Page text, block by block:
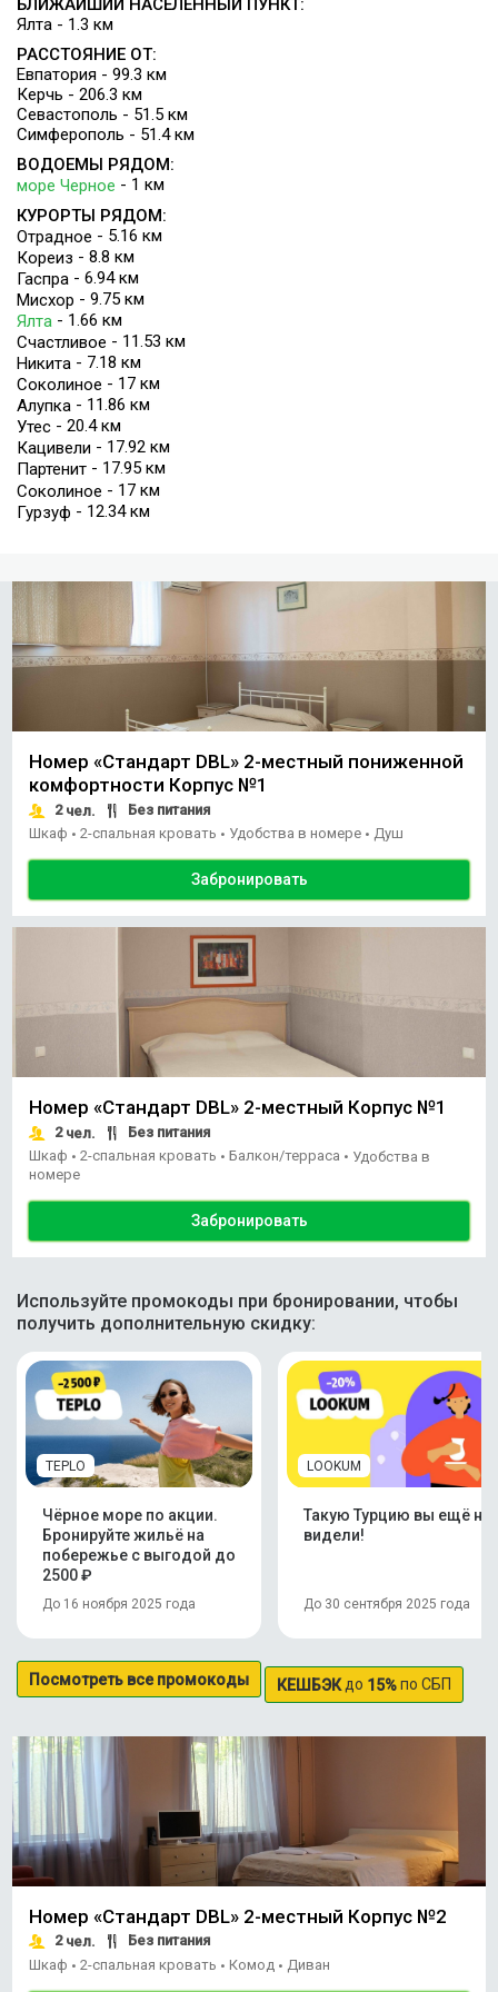
БЛИЖАЙШИЙ НАСЕЛЕННЫЙ ПУНКТ:
Ялта - 1.3 км
РАССТОЯНИЕ ОТ:
Евпатория - 99.3 км
Керчь - 206.3 км
Севастополь - 51.5 км
Симферополь - 51.4 км
ВОДОЕМЫ РЯДОМ:
море Черное - 1 км
КУРОРТЫ РЯДОМ:
Отрадное - 5.16 км
Кореиз - 8.8 км
Гаспра - 6.94 км
Мисхор - 9.75 км
Ялта - 1.66 км
Счастливое - 11.53 км
Никита - 7.18 км
Соколиное - 17 км
Алупка - 11.86 км
Утес - 20.4 км
Кацивели - 17.92 км
Партенит - 17.95 км
Соколиное - 17 км
Гурзуф - 12.34 км
Номер «Стандарт DBL» 2-местный пониженной
комфортности Корпус №1
2чел.
Без питания
Шкаф • 2-спальная кровать • Удобства в номере • Душ
Забронировать
Номер «Стандарт DBL» 2-местный Корпус №1
2чел.
Без питания
Шкаф • 2-спальная кровать • Балкон/терраса • Удобства в
номере
Забронировать
Используйте промокоды при бронировании, чтобы
получить дополнительную скидку:
TEPLO
Чёрное море по акции.
Бронируйте жильё на
побережье с выгодой до
2500 ₽
До 16 ноября 2025 года
LOOKUM
Такую Турцию вы ещё не
видели!
До 30 сентября 2025 года
Посмотреть все промокоды КЕШБЭКдо 15%по СБП
Номер «Стандарт DBL» 2-местный Корпус №2
2чел.
Без питания
Шкаф • 2-спальная кровать • Комод • Диван